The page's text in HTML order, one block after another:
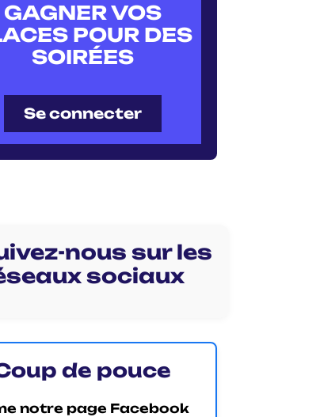
GAGNER VOS
POUR DES
SOIRÉES
Se connecter
nous sur les
sociaux
de pouce
notre page Facebook